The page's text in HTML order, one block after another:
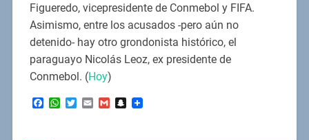
Figueredo, vicepresidente de Conmebol y FIFA.
Asimismo, entre los acusados -pero aún no
detenido- hay otro grondonista histórico, el
paraguayo Nicolás Leoz, ex presidente de
Conmebol. (Hoy)
Facebook
WhatsApp
Twitter
EmailGmailSnapchat